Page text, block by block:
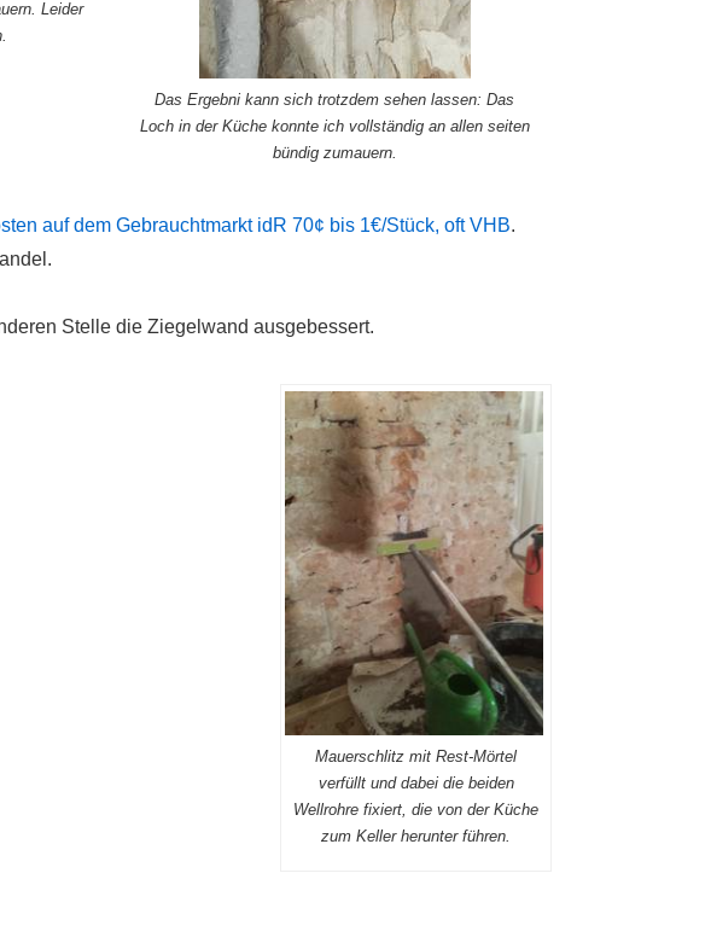
Leider
Das Ergebni kann sich trotzdem sehen lassen: Das
Loch in der Küche konnte ich vollständig an allen seiten
bündig zumauern.
auf dem Gebrauchtmarkt idR 70¢ bis 1€/Stück, oft VHB.
Stelle die Ziegelwand ausgebessert.
Mauerschlitz mit Rest-Mörtel
verfüllt und dabei die beiden
Wellrohre fixiert, die von der Küche
zum Keller herunter führen.